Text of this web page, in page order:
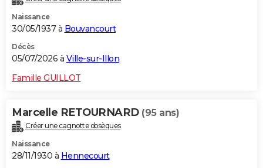
Naissance
30/05/1937 à Bouvancourt
Décès
05/07/2026 à Ville-sur-Illon
Famille GUILLOT
Marcelle RETOURNARD (95 ans)
Créer une cagnotte obsèques
Naissance
28/11/1930 à Hennecourt